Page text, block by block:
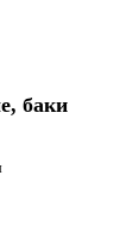
баки